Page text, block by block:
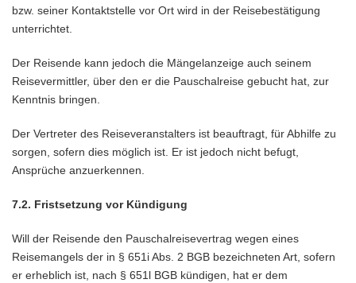
bzw. seiner Kontaktstelle vor Ort wird in der Reisebestätigung
unterrichtet.
Der Reisende kann jedoch die Mängelanzeige auch seinem
Reisevermittler, über den er die Pauschalreise gebucht hat, zur
Kenntnis bringen.
Der Vertreter des Reiseveranstalters ist beauftragt, für Abhilfe zu
sorgen, sofern dies möglich ist. Er ist jedoch nicht befugt,
Ansprüche anzuerkennen.
7.2. Fristsetzung vor Kündigung
Will der Reisende den Pauschalreisevertrag wegen eines
Reisemangels der in § 651i Abs. 2 BGB bezeichneten Art, sofern
er erheblich ist, nach § 651l BGB kündigen, hat er dem